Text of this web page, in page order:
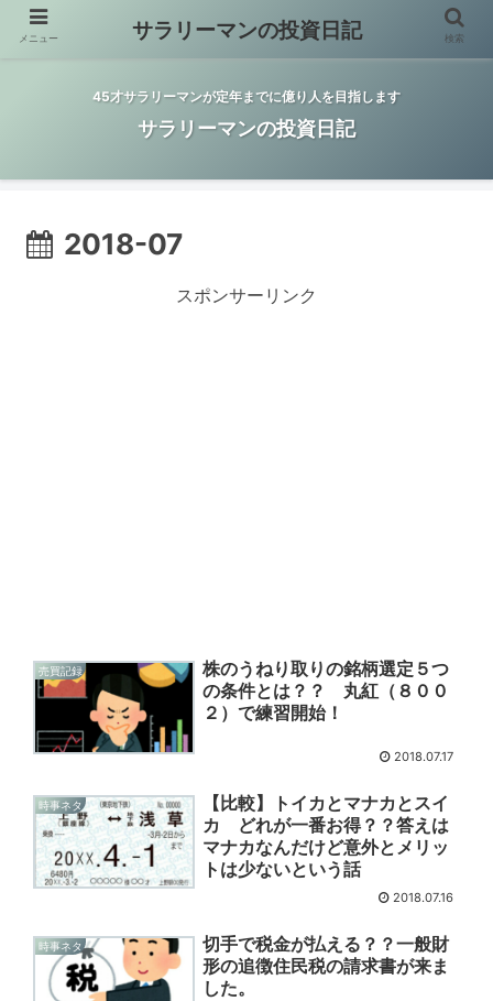
45才サラリーマンが定年までに億り人を目指します
サラリーマンの投資日記
2018-07
スポンサーリンク
売買記録
株のうねり取りの銘柄選定５つ
の条件とは？？ 丸紅（８００
２）で練習開始！
2018.07.17
時事ネタ
【比較】トイカとマナカとスイ
カ どれが一番お得？？答えは
マナカなんだけど意外とメリッ
トは少ないという話
2018.07.16
時事ネタ
切手で税金が払える？？一般財
形の追徴住民税の請求書が来ま
した。
メニュー サラリーマンの投資日記 検索